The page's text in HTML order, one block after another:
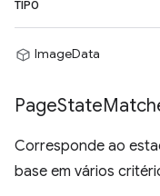
TIPO
ImageData
PageState
Corresponde ao
base em vários